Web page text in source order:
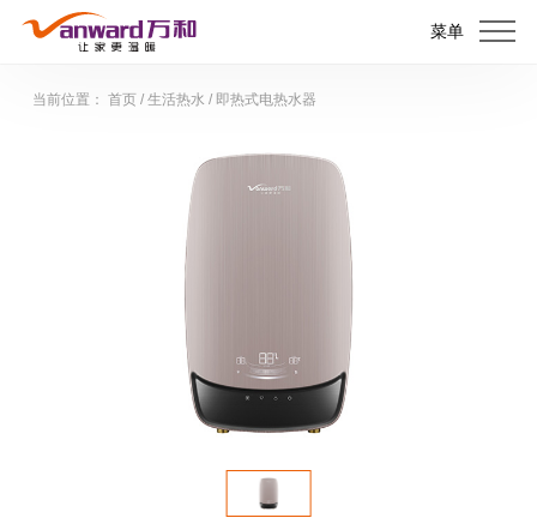
菜单
当前位置： 首页/ 生活热水 / 即热式电热水器